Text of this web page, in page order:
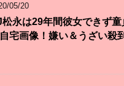
05/20
松永は29年間彼女できず
宅画像！嫌い＆うざい殺